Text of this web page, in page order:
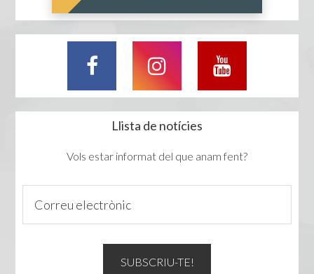
Llista de notícies
Vols estar informat del que anam fent?